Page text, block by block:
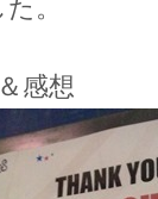
。
感想